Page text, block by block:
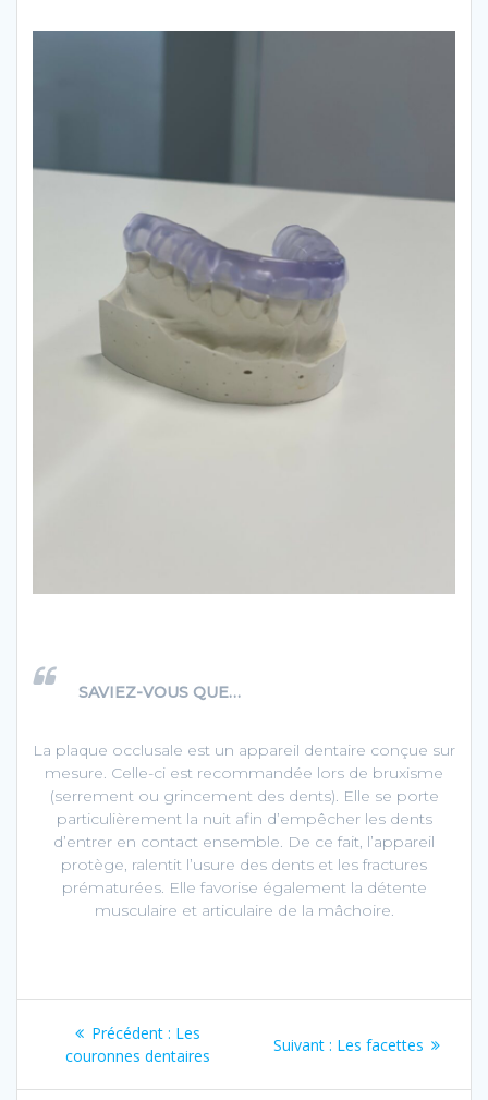
SAVIEZ-VOUS QUE…
La plaque occlusale est un appareil dentaire conçue sur
mesure. Celle-ci est recommandée lors de bruxisme
(serrement ou grincement des dents). Elle se porte
particulièrement la nuit afin d’empêcher les dents
d’entrer en contact ensemble. De ce fait, l’appareil
protège, ralentit l’usure des dents et les fractures
prématurées. Elle favorise également la détente
musculaire et articulaire de la mâchoire.
Navigation
Précédent : Article
précédent :
Les
couronnes dentaires
Suivant : Article
Les facettes